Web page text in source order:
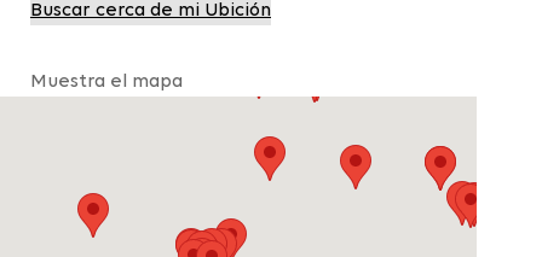
Buscar cerca de mi Ubición
Muestra el mapa